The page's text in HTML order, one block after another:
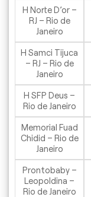
H Norte D’or –
RJ – Rio de
Janeiro
H Samci Tijuca
– RJ – Rio de
Janeiro
H SFP Deus –
Rio de Janeiro
Memorial Fuad
Chidid – Rio de
Janeiro
Prontobaby –
Leopoldina –
Rio de Janeiro